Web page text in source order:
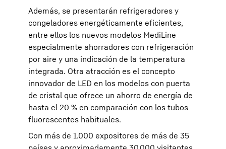
Además, se presentarán refrigeradores y
congeladores energéticamente eficientes,
entre ellos los nuevos modelos MediLine
especialmente ahorradores con refrigeración
por aire y una indicación de la temperatura
integrada. Otra atracción es el concepto
innovador de LED en los modelos con puerta
de cristal que ofrece un ahorro de energía de
hasta el 20 % en comparación con los tubos
fluorescentes habituales.
Con más de 1.000 expositores de más de 35